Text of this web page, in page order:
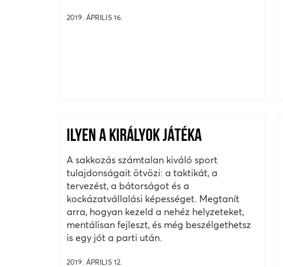
2019. ÁPRILIS 16.
ILYEN A KIRÁLYOK JÁTÉKA
A sakkozás számtalan kiváló sport
tulajdonságait ötvözi: a taktikát, a
tervezést, a bátorságot és a
kockázatvállalási képességet. Megtanít
arra, hogyan kezeld a nehéz helyzeteket,
mentálisan fejleszt, és még beszélgethetsz
is egy jót a parti után.
2019. ÁPRILIS 12.